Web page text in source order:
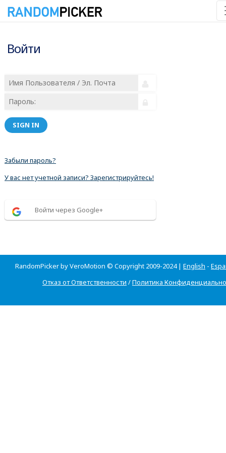
Войти
SIGN IN
Забыли пароль?
У вас нет учетной записи? Зарегистрируйтесь!
Войти через Google+
RandomPicker by VeroMotion © Copyright 2009-2024 | English -
Отказ от Ответственности /Политика